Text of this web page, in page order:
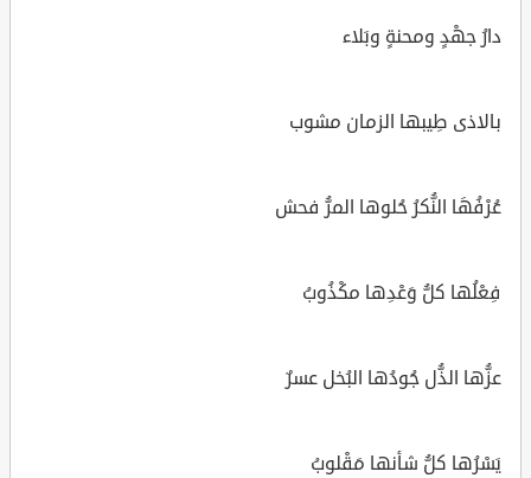
دارُ جهْدٍ ومحنةٍ وبَلاء
بالاذى طِيبها الزمان مشوب
عُرْفُهَا النُّكرُ حُلوها المرُّ فحش
فِعْلُها كلُّ وَعْدِها مكْذُوبُ
عزُّها الذُّل جُودُها البُخل عسرٌ
يَسْرُها كلُّ شأنها مَقْلوبُ